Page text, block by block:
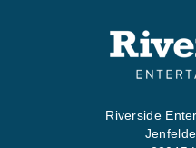
Riverside